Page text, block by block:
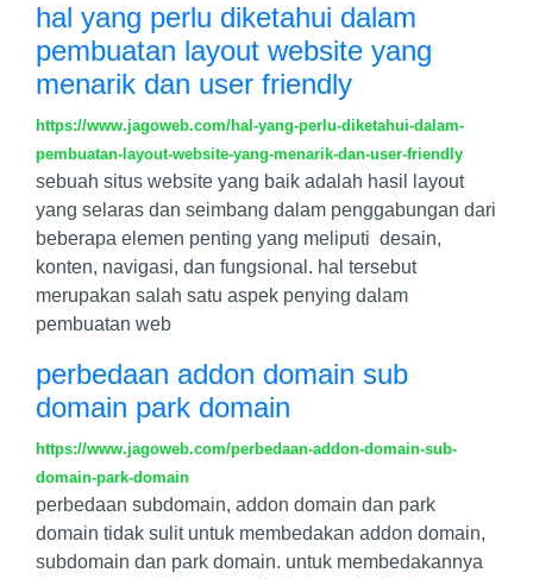
hal yang perlu diketahui dalam
pembuatan layout website yang
menarik dan user friendly
https://www.jagoweb.com/hal-yang-perlu-diketahui-dalam-
pembuatan-layout-website-yang-menarik-dan-user-friendly
sebuah situs website yang baik adalah hasil layout
yang selaras dan seimbang dalam penggabungan dari
beberapa elemen penting yang meliputi desain,
konten, navigasi, dan fungsional. hal tersebut
merupakan salah satu aspek penying dalam
pembuatan web
perbedaan addon domain sub
domain park domain
https://www.jagoweb.com/perbedaan-addon-domain-sub-
domain-park-domain
perbedaan subdomain, addon domain dan park
domain tidak sulit untuk membedakan addon domain,
subdomain dan park domain. untuk membedakannya